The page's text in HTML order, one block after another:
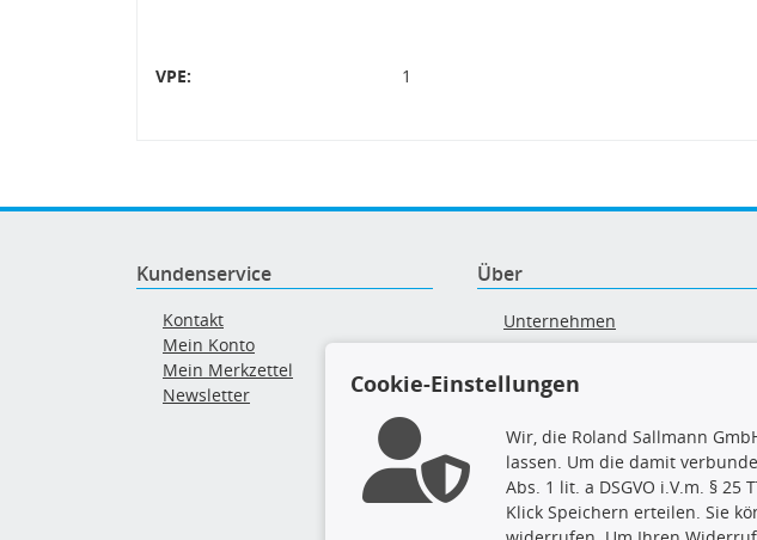
VPE: 1
Kundenservice
Kontakt
Mein Konto
Mein Merkzettel
Newsletter
Über
Unternehmen
AGB
Versand & Zahlung
Altgeräte-/ Batterieentsorgung
Cookie-Einstellungen
Wir, die Roland Sallmann
lassen. Um die damit
Abs. 1 lit. a DSGVO i.V.m. §
Klick Speichern erteilen. Sie